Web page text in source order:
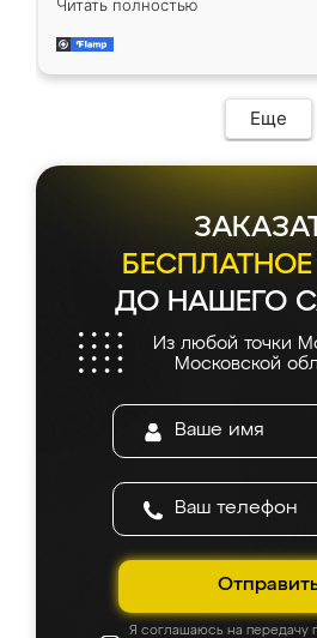
приехал замерщик, всё
и снял размеры.
мебель сразу встала на
каких-либо доработок.
довольна, все выглядит
Читать полностью
Еще
ДО НАШЕГО
Из любой точки
Московской
Я соглашаюсь на передачу